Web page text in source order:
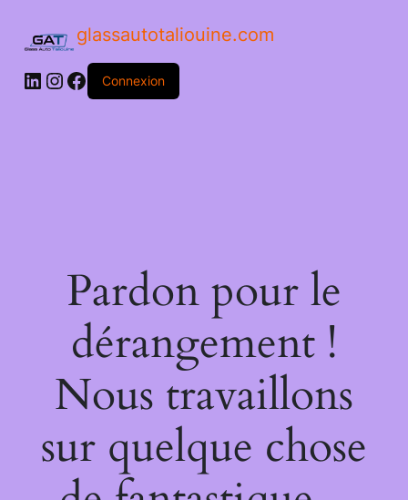
glassautotaliouine.com
Connexion
Pardon pour le
dérangement !
Nous travaillons
sur quelque chose